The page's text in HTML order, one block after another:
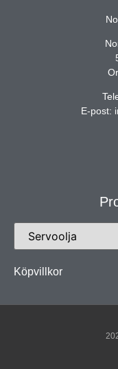
E-post:
Köpvillkor